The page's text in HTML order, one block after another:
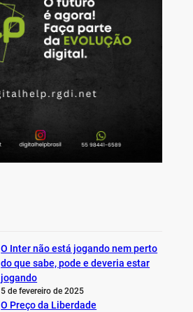
O Inter não está jogando nem perto
do que sabe, pode e deveria estar
jogando
5 de fevereiro de 2025
O Preço da Liberdade